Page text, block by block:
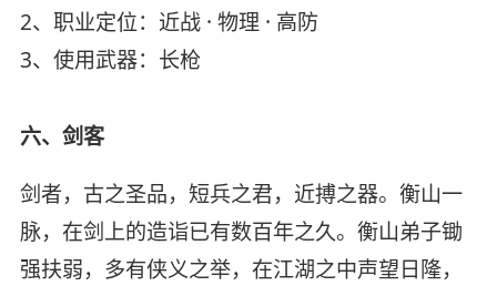
2、职业定位：近战 · 物理 · 高防
3、使用武器：长枪
六、剑客
剑者，古之圣品，短兵之君，近搏之器。衡山一
脉，在剑上的造诣已有数百年之久。衡山弟子锄
强扶弱，多有侠义之举，在江湖之中声望日隆，